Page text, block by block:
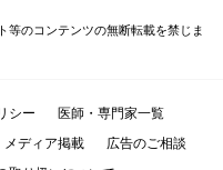
等のコンテンツの無断転載を禁じま
シー
医師・専門家一覧
ディア掲載
広告のご相談